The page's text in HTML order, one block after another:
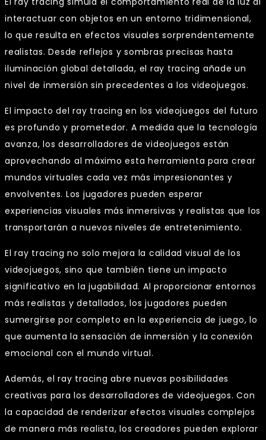
interactuar con objetos en un entorno tridimensional,
lo que resulta en efectos visuales sorprendentemente
realistas. Desde reflejos y sombras precisas hasta
iluminación global detallada, el ray tracing añade un
nivel de inmersión sin precedentes a los videojuegos.
El impacto del ray tracing en los videojuegos del futuro
es profundo y prometedor. A medida que la tecnología
avanza, los desarrolladores de videojuegos están
aprovechando al máximo esta herramienta para crear
mundos virtuales cada vez más impresionantes y
envolventes. Los jugadores pueden esperar
experiencias visuales más inmersivas y realistas que los
transportarán a nuevos niveles de entretenimiento.
El ray tracing no solo mejora la calidad visual de los
videojuegos, sino que también tiene un impacto
significativo en la jugabilidad. Al proporcionar entornos
más realistas y detallados, los jugadores pueden
sumergirse por completo en la experiencia de juego, lo
que aumenta la sensación de inmersión y la conexión
emocional con el mundo virtual.
Además, el ray tracing abre nuevas posibilidades
creativas para los desarrolladores de videojuegos. Con
la capacidad de renderizar efectos visuales complejos
de manera más realista, los creadores pueden explorar